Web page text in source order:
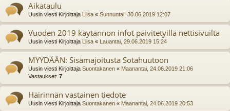
Aikataulu
Uusin viesti Kirjoittaja Liisa « Sunnuntai, 30.06.2019 12:07
Vuoden 2019 käytännön infot päivitetyillä nettisivuilta
Uusin viesti Kirjoittaja Liisa « Lauantai, 29.06.2019 15:24
MYYDÄÄN: Sisämajoitusta Sotahuutoon
Uusin viesti Kirjoittaja Suontakanen « Maanantai, 24.06.2019 21:06
Vastaukset: 7
Häirinnän vastainen tiedote
Uusin viesti Kirjoittaja Suontakanen « Maanantai, 24.06.2019 20:53